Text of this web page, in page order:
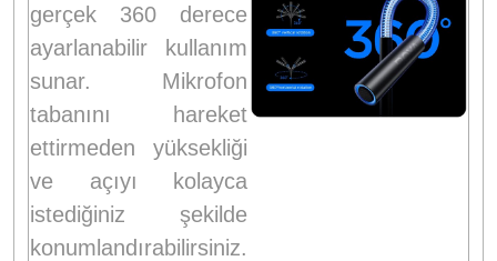
gerçek 360 derece
ayarlanabilir kullanım
sunar. Mikrofon
tabanını hareket
ettirmeden yüksekliği
ve açıyı kolayca
istediğiniz şekilde
konumlandırabilirsiniz.